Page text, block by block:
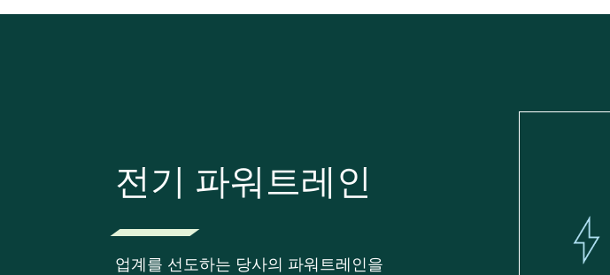
전기 파워트레인
업계를 선도하는 당사의 파워트레인을